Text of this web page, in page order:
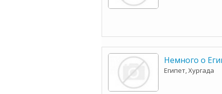
Немного о
Египет, Хургада